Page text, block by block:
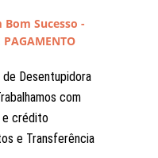
Sucesso -
PAGAMENTO
Desentupidora
com
crédito
e Transferência